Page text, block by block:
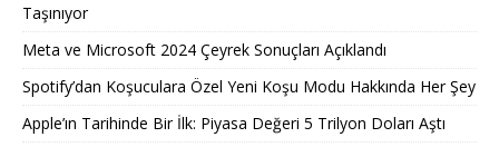
Taşınıyor
Meta ve Microsoft 2024 Çeyrek Sonuçları Açıklandı
Spotify’dan Koşuculara Özel Yeni Koşu Modu Hakkında Her Şey
Apple’ın Tarihinde Bir İlk: Piyasa Değeri 5 Trilyon Doları Aştı